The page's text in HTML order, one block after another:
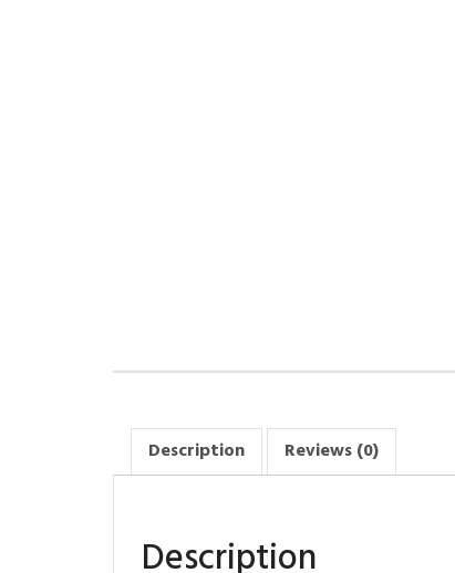
Description Reviews (0)
Description